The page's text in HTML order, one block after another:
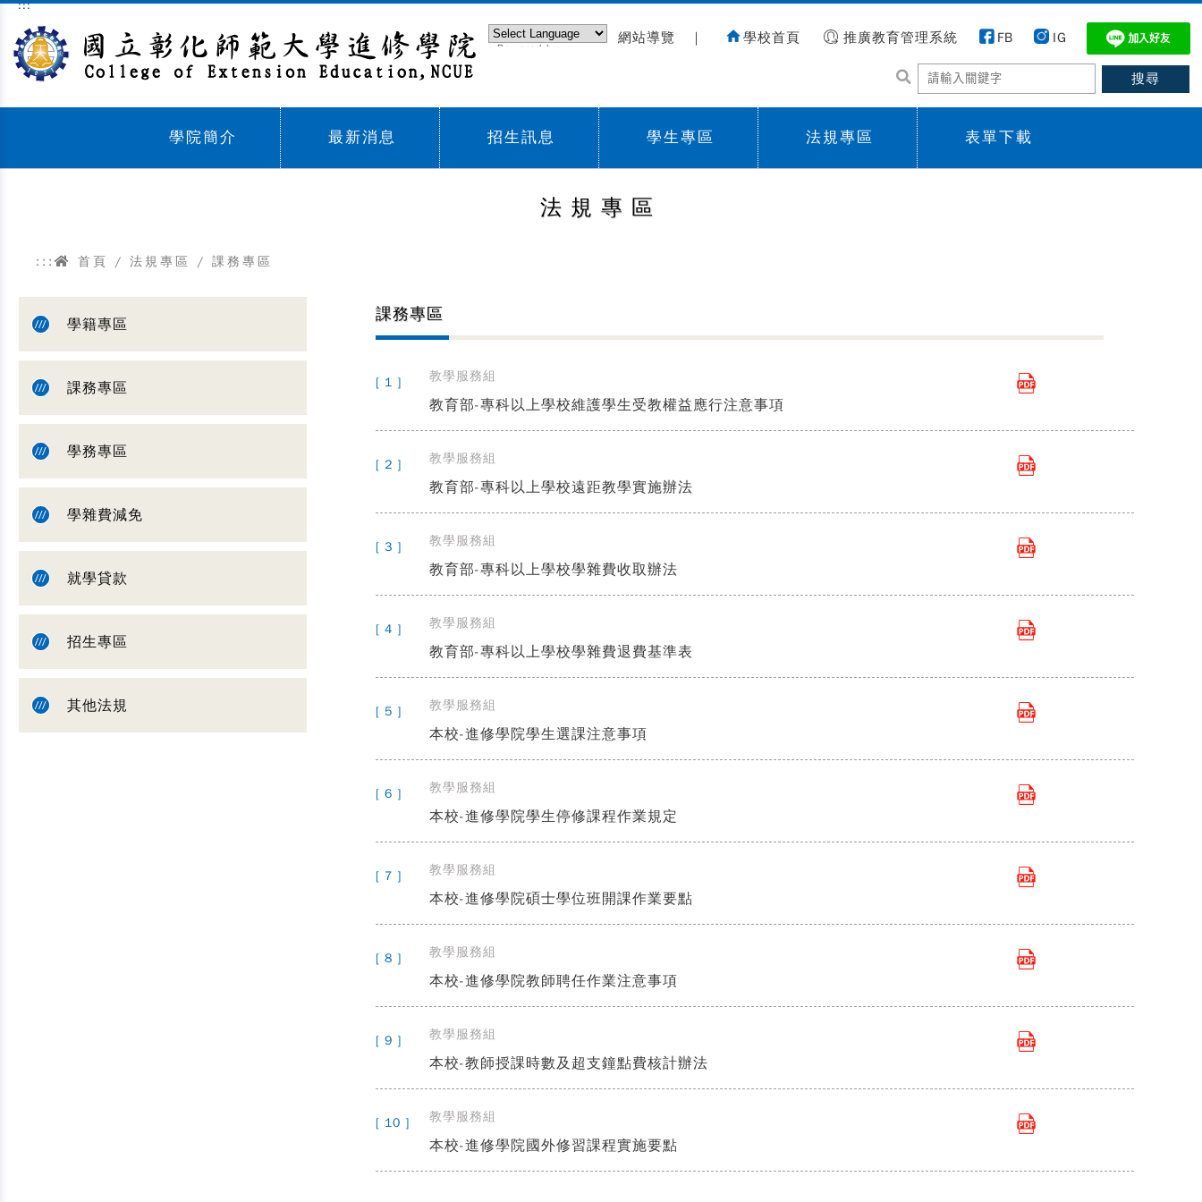
跳到主要內容區塊
:::
Powered by
網站導覽 ｜ 學校首頁 推廣教育管理系統 FB IG
學院簡介 最新消息 招生訊息 學生專區 法規專區 表單下載
法規專區
::: 首頁 / 法規專區 / 課務專區
學籍專區
課務專區
學務專區
學雜費減免
就學貸款
招生專區
其他法規
課務專區
[ 1 ] 教學服務組
教育部-專科以上學校維護學生受教權益應行注意事項
[ 2 ] 教學服務組
教育部-專科以上學校遠距教學實施辦法
[ 3 ] 教學服務組
教育部-專科以上學校學雜費收取辦法
[ 4 ] 教學服務組
教育部-專科以上學校學雜費退費基準表
[ 5 ] 教學服務組
本校-進修學院學生選課注意事項
[ 6 ] 教學服務組
本校-進修學院學生停修課程作業規定
[ 7 ] 教學服務組
本校-進修學院碩士學位班開課作業要點
[ 8 ] 教學服務組
本校-進修學院教師聘任作業注意事項
[ 9 ] 教學服務組
本校-教師授課時數及超支鐘點費核計辦法
[ 10 ] 教學服務組
本校-進修學院國外修習課程實施要點